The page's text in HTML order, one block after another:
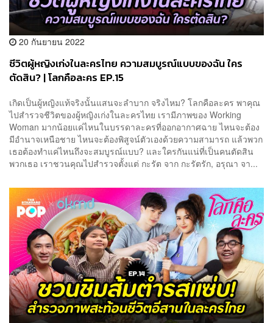
20 กันยายน 2022
ชีวิตผู้หญิงเก่งในละครไทย ความสมบูรณ์แบบของฉัน ใคร
ตัดสิน? | โลกคือละคร EP.15
เกิดเป็นผู้หญิงแท้จริงนั้นแสนจะลำบาก จริงไหม? โลกคือละคร พาคุณ
ไปสำรวจชีวิตของผู้หญิงเก่งในละครไทย เรามีภาพของ Working
Woman มากน้อยแค่ไหนในบรรดาละครที่ออกอากาศฉาย ไหนจะต้อง
มีอำนาจเหนือชาย ไหนจะต้องพิสูจน์ตัวเองด้วยความสามารถ แล้วพวก
เธอต้องทำแค่ไหนถึงจะสมบูรณ์แบบ? และใครกันแน่ที่เป็นคนตัดสิน
พวกเธอ เราชวนคุณไปสำรวจตั้งแต่ กะรัต จาก กะรัตรัก, อรุณา จา...